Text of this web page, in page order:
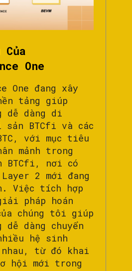
One
One đang xây
tảng giúp
dễ dàng di
sản BTCfi và các
với mục tiêu
mảnh trong
BTCfi, nơi có
2 mới đang
Việc tích hợp
pháp hoán
chúng tôi giúp
dễ dàng chuyển
hệ sinh
từ đó khai
hội mới trong